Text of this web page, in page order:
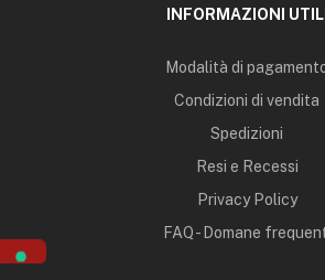
INFORMAZIONI UTILI
Modalità di
Condizioni di vendita
Spedizioni
Resi e Recessi
Privacy Policy
FAQ - Domane